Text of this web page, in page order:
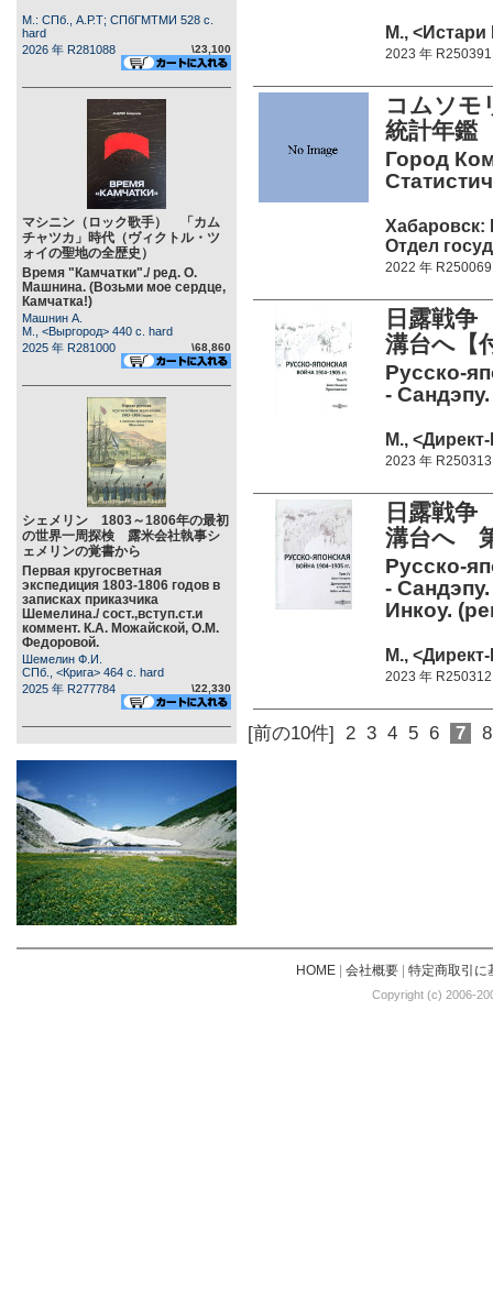
М.: СПб., А.Р.Т; СПбГМТМИ 528 c.
hard
2026 年 R281088
\23,100
マシニン（ロック歌手） 「カム
チャツカ」時代（ヴィクトル・ツ
ォイの聖地の全歴史）
Время "Камчатки"./ ред. О.
Машнина. (Возьми мое сердце,
Камчатка!)
Машнин А.
М., <Выргород> 440 c. hard
2025 年 R281000
\68,860
シェメリン 1803～1806年の最初
の世界一周探検 露米会社執事シ
ェメリンの覚書から
Первая кругосветная
экспедиция 1803-1806 годов в
записках приказчика
Шемелина./ сост.,вступ.ст.и
коммент. К.А. Можайской, О.М.
Федоровой.
Шемелин Ф.И.
СПб., <Крига> 464 c. hard
2025 年 R277784
\22,330
М., <Истари
2023 年 R250391
コムソ
統計年
Город
Хабаровск:
Отдел
2022 年 R250069
日露戦
溝台へ【
Русско-
-
М.,
2023 年 R250313
日露戦
溝台へ
Русско-
-
Инкоу.
М.,
2023 年 R250312
[前の10件] 2 3 4 5 6 7 8
HOME| 会社概要| 特定商取引に
Copyright (c) 2006-